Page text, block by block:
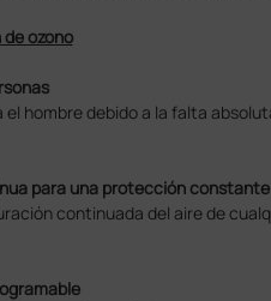
ozono
el hombre debido a la falta
para una protección constante
continuada del aire de